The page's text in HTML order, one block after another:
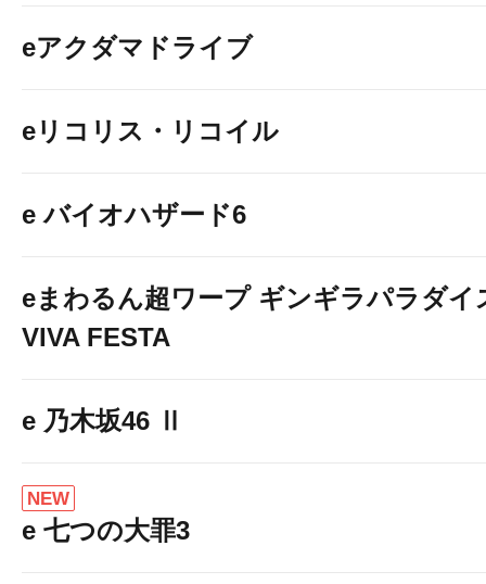
eアクダマドライブ
eリコリス・リコイル
e バイオハザード6
eまわるん超ワープ ギンギラパラダイ
VIVA FESTA
e 乃木坂46 Ⅱ
NEW
e 七つの大罪3